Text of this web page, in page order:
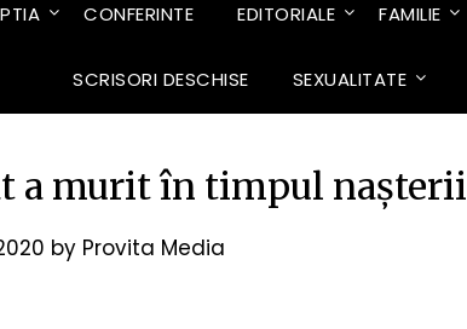
CONFERINTE EDITORIALE FAMILIE
SCRISORI DESCHISE SEXUALITATE
a murit în timpul nașterii
by Provita Media